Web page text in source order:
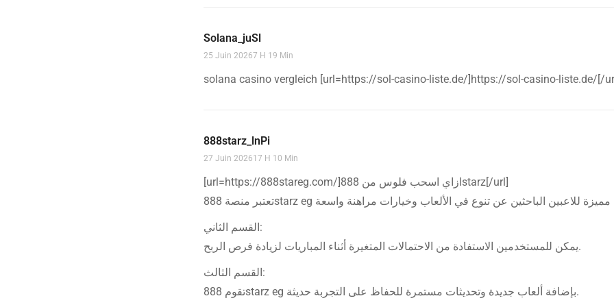
Solana_juSl
25 Juin 20267 H 19 Min
solana casino vergleich [url=https://sol-casino-liste.de/]https://sol-casino-liste.de/[/
888starz_lnPi
27 Juin 202617 H 10 Min
[url=https://888stareg.com/]ازاي اسحب فلوس من 888starz[/url]
القسم الثاني:
يمكن للمستخدمين الاستفادة من الاحتمالات المتغيرة أثناء المباريات لزيادة فرص الربح.
القسم الثالث:
تقوم 888starz eg بإضافة ألعاب جديدة وتحديثات مستمرة للحفاظ على التجربة حديثة.